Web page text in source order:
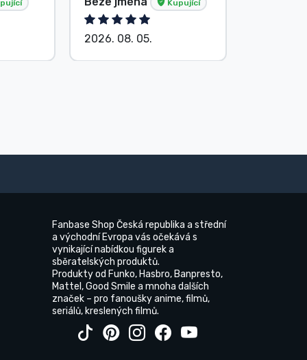
Kupující
2026. 08. 05.
Fanbase Shop Česká republika a střední
a východní Evropa vás očekává s
vynikající nabídkou figurek a
sběratelských produktů.
Produkty od Funko, Hasbro, Banpresto,
Mattel, Good Smile a mnoha dalších
značek – pro fanoušky anime, filmů,
seriálů, kreslených filmů.